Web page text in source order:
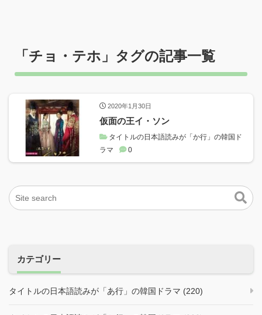
「チョ・テホ 」タグの記事一覧
2020年1月30日
仮面の王イ・ソン
タイトルの日本語読みが「か行」の韓国ド
ラマ
0
カテゴリー
タイトルの日本語読みが「あ行」の韓国ドラマ (220)